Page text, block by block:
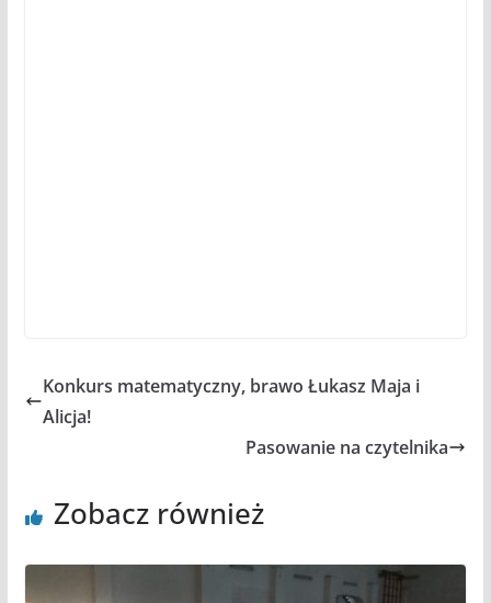
Konkurs matematyczny, brawo Łukasz Maja i
Alicja!
Pasowanie na czytelnika
Zobacz również